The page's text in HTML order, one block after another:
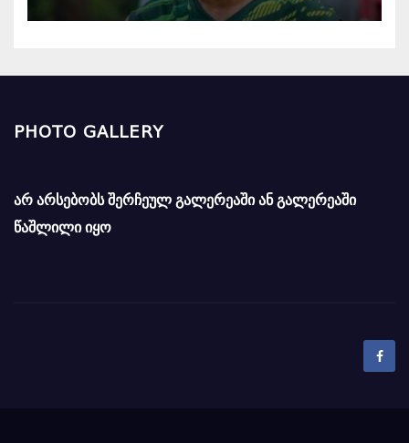
PHOTO GALLERY
არ არსებობს შერჩეულ გალერეაში ან გალერეაში
წაშლილი იყო